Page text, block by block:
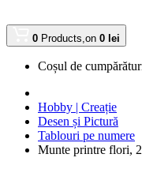
0 Products,on 0 lei
Coșul de
Hobby | Creație
Desen și Pictură
Tablouri pe numere
Munte printre flori,